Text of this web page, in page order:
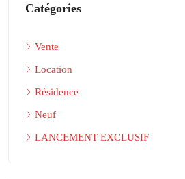
Catégories
Vente
Location
Résidence
Neuf
LANCEMENT EXCLUSIF